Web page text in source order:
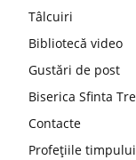
Tâlcuiri
Bibliotecă video
Gustări de post
Biserica Sfinta
Contacte
Profețiile timpului